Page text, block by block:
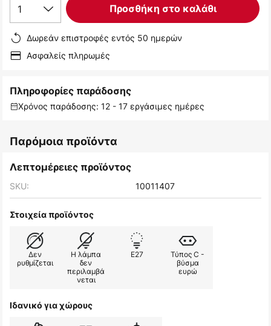
1 Προσθήκη στο καλάθι
Δωρεάν επιστροφές εντός 50 ημερών
Ασφαλείς πληρωμές
Πληροφορίες παράδοσης
Χρόνος παράδοσης: 12 - 17 εργάσιμες ημέρες
Παρόμοια προϊόντα
Λεπτομέρειες προϊόντος
SKU: 10011407
Στοιχεία προϊόντος
Δεν
ρυθμίζεται
Η λάμπα
δεν
περιλαμβά
νεται
E27
Τύπος C -
βύσμα
ευρώ
Ιδανικό για χώρους